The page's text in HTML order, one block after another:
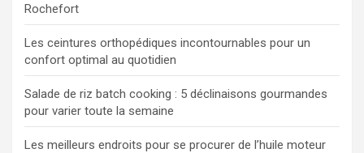
Rochefort
Les ceintures orthopédiques incontournables pour un
confort optimal au quotidien
Salade de riz batch cooking : 5 déclinaisons gourmandes
pour varier toute la semaine
Les meilleurs endroits pour se procurer de l’huile moteur